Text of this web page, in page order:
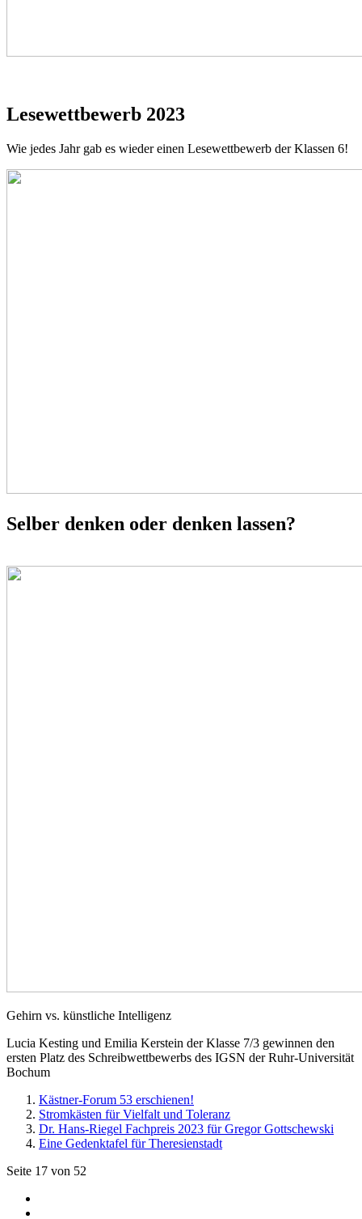
Lesewettbewerb 2023
Wie jedes Jahr gab es wieder einen Lesewettbewerb der Klassen 6!
Selber denken oder denken lassen?
Gehirn vs. künstliche Intelligenz
Lucia Kesting und Emilia Kerstein der Klasse 7/3 gewinnen den
ersten Platz des Schreibwettbewerbs des IGSN der Ruhr-Universität
Bochum
Kästner-Forum 53 erschienen!
Stromkästen für Vielfalt und Toleranz
Dr. Hans-Riegel Fachpreis 2023 für Gregor Gottschewski
Eine Gedenktafel für Theresienstadt
Seite 17 von 52